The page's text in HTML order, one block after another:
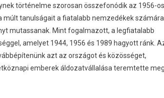
történelme szorosan összefonódik az 1956-os
múlt tanulságait a fiatalabb nemzedékek
mutassanak. Mint fogalmazott, a legfiatalabb
amelyet 1944, 1956 és 1989 hagyott ránk.
azt az országot és közösséget,
emberek áldozatvállalása teremtette